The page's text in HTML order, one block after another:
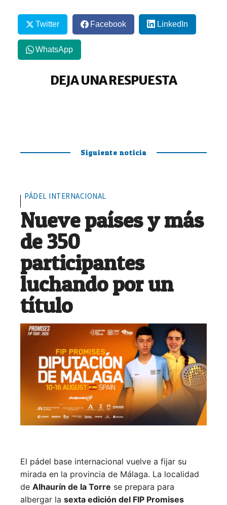
Twitter Facebook LinkedIn
WhatsApp
DEJA UNA RESPUESTA
Siguiente noticia
PÁDEL INTERNACIONAL
Nueve países y más
de 350
participantes
luchando por un
título
El pádel base internacional vuelve a fijar su
mirada en la provincia de Málaga. La localidad
de Alhaurín de la Torre se prepara para
albergar la sexta edición del FIP Promises